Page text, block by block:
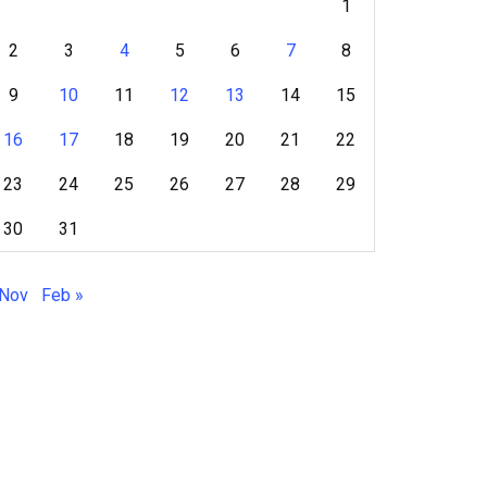
1
2 3 4 5 6 7 8
9 10 11 12 13 14 15
16 17 18 19 20 21 22
23 24 25 26 27 28 29
30 31
Feb »